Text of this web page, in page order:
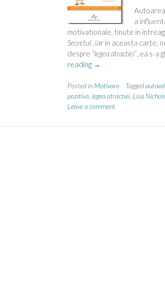
a
motivationale, tinute in
Secretul , iar in aceasta carte,
despre “legea atractiei”, ea s-a
reading “Autoeducare
Lisa
Nichols.”
→
Posted in Motivare Tagged
pozitiva, legea atractiei, Lisa Nichols
Leave a comment